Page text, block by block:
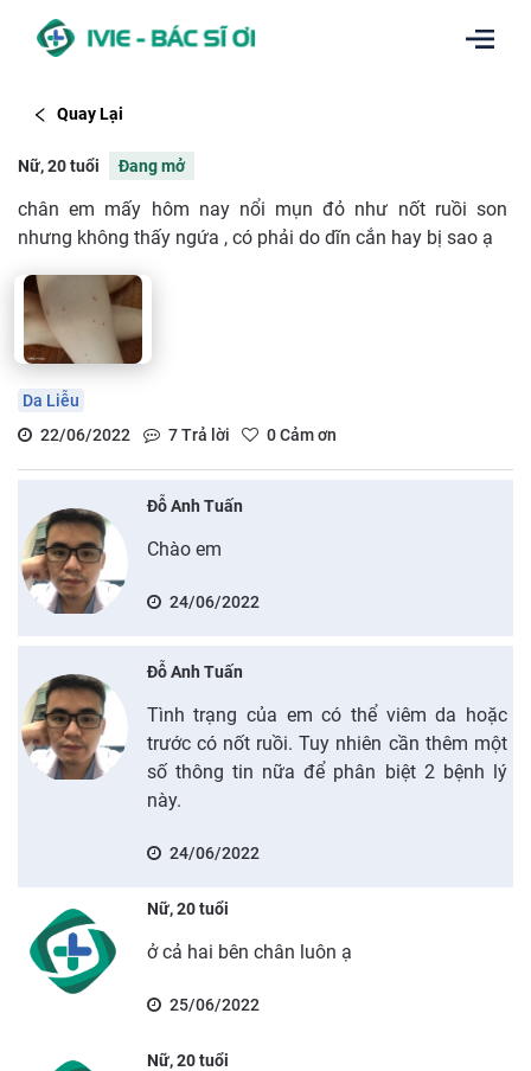
Quay Lại
Nữ, 20 tuổi Đang mở
chân em mấy hôm nay nổi mụn đỏ như nốt ruồi son
nhưng không thấy ngứa , có phải do dĩn cắn hay bị sao ạ
Da Liễu
22/06/2022
7Trả lời 0Cảm ơn
Đỗ Anh Tuấn
Chào em
24/06/2022
Đỗ Anh Tuấn
Tình trạng của em có thể viêm da hoặc
trước có nốt ruồi. Tuy nhiên cần thêm một
số thông tin nữa để phân biệt 2 bệnh lý
này.
24/06/2022
Nữ, 20 tuổi
ở cả hai bên chân luôn ạ
25/06/2022
Nữ, 20 tuổi